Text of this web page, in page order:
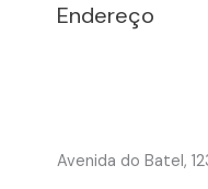
Endereço
Avenida do Batel,